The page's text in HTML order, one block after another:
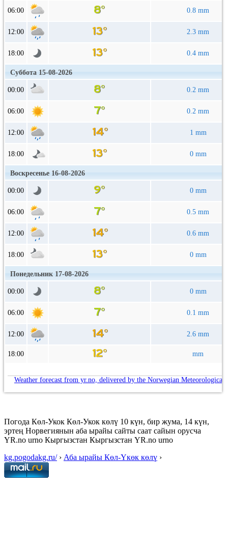
06:00 0.8 mm
12:00 2.3 mm
18:00 0.4 mm
Суббота 15-08-2026
00:00 0.2 mm
06:00 0.2 mm
12:00 1 mm
18:00 0 mm
Воскресенье 16-08-2026
00:00 0 mm
06:00 0.5 mm
12:00 0.6 mm
18:00 0 mm
Понедельник 17-08-2026
00:00 0 mm
06:00 0.1 mm
12:00 2.6 mm
18:00 mm
Weather forecast from yr.no, delivered by the Norwegian Meteorological
Погода Көл-Укок Көл-Укок көлү 10 күн, бир жума, 14 күн,
эртең Норвегиянын аба ырайы сайты саат сайын орусча
YR.no urno Кыргызстан Кыргызстан YR.no urno
kg.pogodakg.ru/› Аба ырайы Көл-Үкөк көлү ›